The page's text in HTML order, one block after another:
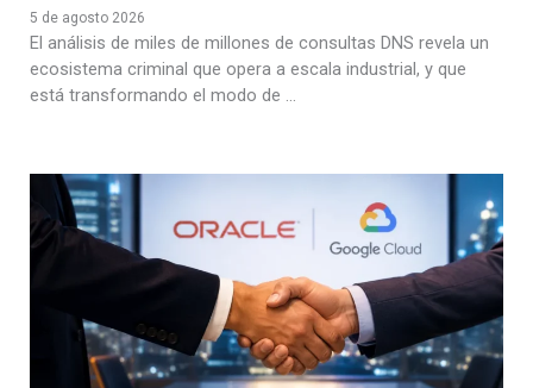
5 de agosto 2026
El análisis de miles de millones de consultas DNS revela un
ecosistema criminal que opera a escala industrial, y que
está transformando el modo de ...